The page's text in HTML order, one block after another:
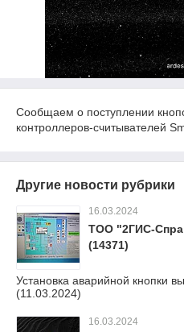
Сообщаем о поступлении
контроллеров-считывателей
Другие новости рубрики
16.03.2024
ТОО "2ГИС-
(14371)
Установка аварийной кнопки
(11.03.2024)
16.03.2024